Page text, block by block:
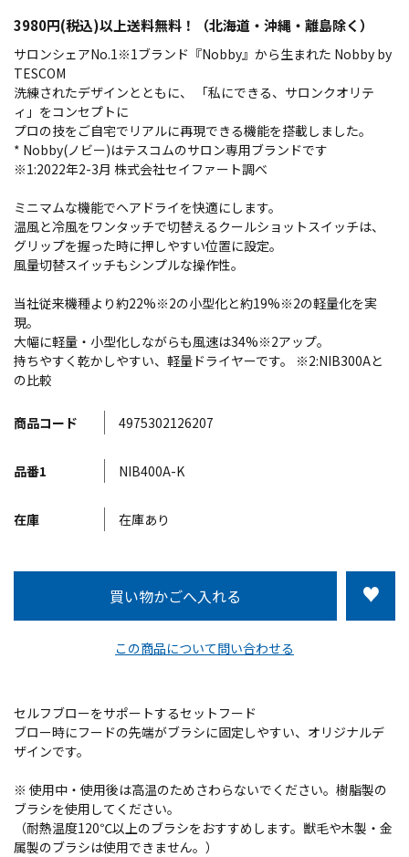
3980円(税込)以上送料無料！（北海道・沖縄・離島除く）
商品コード 4975302126207
品番1 NIB400A-K
在庫 在庫あり
この商品について問い合わせる
サロンシェアNo.1※1ブランド『Nobby』から生まれた Nobby by
TESCOM
洗練されたデザインとともに、 「私にできる、サロンクオリテ
ィ」をコンセプトに
プロの技をご自宅でリアルに再現できる機能を搭載しました。
* Nobby(ノビー)はテスコムのサロン専用ブランドです
※1:2022年2-3月 株式会社セイファート調べ
ミニマムな機能でヘアドライを快適にします。
温風と冷風をワンタッチで切替えるクールショットスイッチは、
グリップを握った時に押しやすい位置に設定。
風量切替スイッチもシンプルな操作性。
当社従来機種より約22%※2の小型化と約19%※2の軽量化を実
現。
大幅に軽量・小型化しながらも風速は34%※2アップ。
持ちやすく乾かしやすい、軽量ドライヤーです。 ※2:NIB300Aと
の比較
セルフブローをサポートするセットフード
ブロー時にフードの先端がブラシに固定しやすい、オリジナルデ
ザインです。
※ 使用中・使用後は高温のためさわらないでください。樹脂製の
ブラシを使用してください。
（耐熱温度120℃以上のブラシをおすすめします。獣毛や木製・金
属製のブラシは使用できません。）